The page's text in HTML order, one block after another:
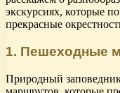
экскурсиях, которые
прекрасные
1. Пешеходные
Природный